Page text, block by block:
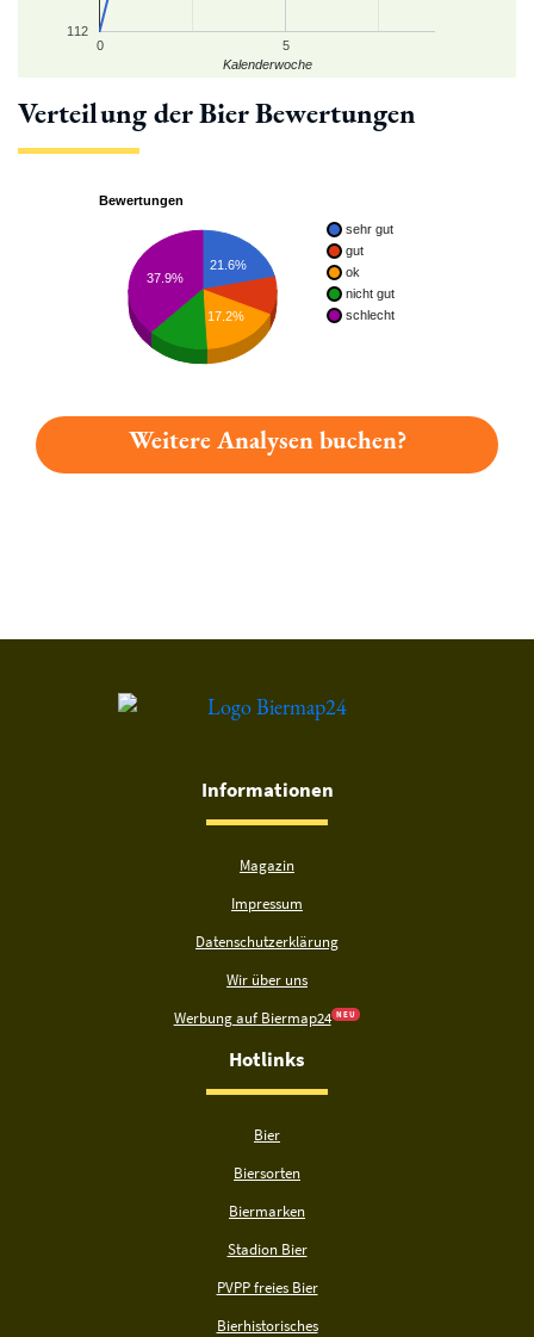
0 5
112
Kalenderwoche
Verteilung der Bier Bewertungen
Bewertungen
sehr gut
gut
ok
nicht gut
schlecht
21.6%
17.2%
37.9%
Weitere Analysen buchen?
Informationen
Magazin
Impressum
Datenschutzerklärung
Wir über uns
Werbung auf Biermap24 N E U
Hotlinks
Bier
Biersorten
Biermarken
Stadion Bier
PVPP freies Bier
Bierhistorisches